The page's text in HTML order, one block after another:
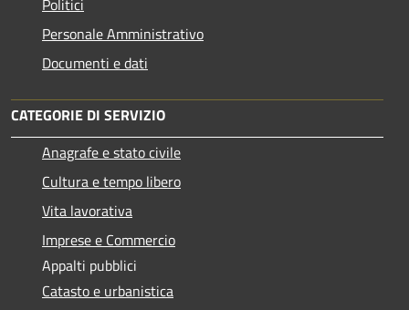
Personale Amministrativo
Documenti e dati
CATEGORIE DI SERVIZIO
Anagrafe e stato civile
Cultura e tempo libero
Vita lavorativa
Imprese e Commercio
Appalti pubblici
Catasto e urbanistica